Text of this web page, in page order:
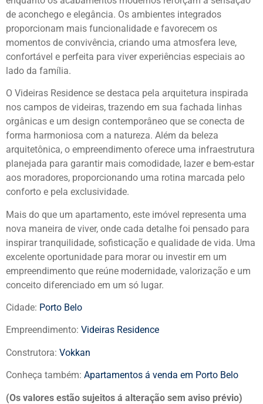
de aconchego e elegância. Os ambientes integrados
proporcionam mais funcionalidade e favorecem os
momentos de convivência, criando uma atmosfera leve,
confortável e perfeita para viver experiências especiais ao
lado da família.
O Videiras Residence se destaca pela arquitetura inspirada
nos campos de videiras, trazendo em sua fachada linhas
orgânicas e um design contemporâneo que se conecta de
forma harmoniosa com a natureza. Além da beleza
arquitetônica, o empreendimento oferece uma infraestrutura
planejada para garantir mais comodidade, lazer e bem-estar
aos moradores, proporcionando uma rotina marcada pelo
conforto e pela exclusividade.
Mais do que um apartamento, este imóvel representa uma
nova maneira de viver, onde cada detalhe foi pensado para
inspirar tranquilidade, sofisticação e qualidade de vida. Uma
excelente oportunidade para morar ou investir em um
empreendimento que reúne modernidade, valorização e um
conceito diferenciado em um só lugar.
Cidade: Porto Belo
Empreendimento: Videiras Residence
Construtora: Vokkan
Conheça também: Apartamentos á venda em Porto Belo
(Os valores estão sujeitos á alteração sem aviso prévio)